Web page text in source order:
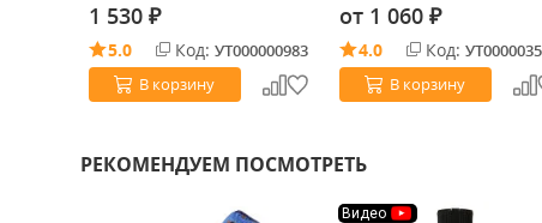
1 530 ₽
5.0 Код: УТ000000983
В корзину
от 1 060 ₽
4.0 Код:
В корзину
РЕКОМЕНДУЕМ ПОСМОТРЕТЬ
Видео